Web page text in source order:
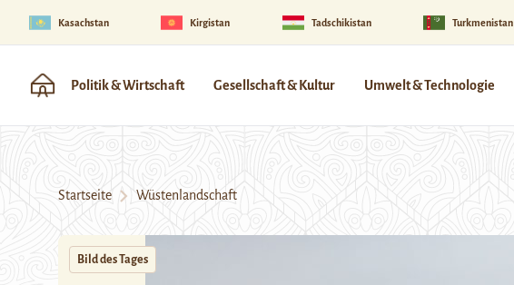
Kasachstan Kirgistan Tadschikistan Turkmenistan
Politik & Wirtschaft Gesellschaft & Kultur Umwelt & Technologie
Startseite Wüstenlandschaft
Bild des Tages